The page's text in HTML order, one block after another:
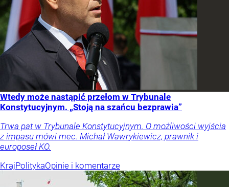
Wtedy może nastąpić przełom w Trybunale
Konstytucyjnym. „Stoją na szańcu bezprawia”
Trwa pat w Trybunale Konstytucyjnym. O możliwości wyjścia
z impasu mówi mec. Michał Wawrykiewicz, prawnik i
europoseł KO.
KrajPolitykaOpinie i komentarze